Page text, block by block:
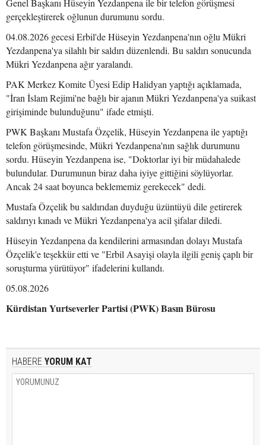
Genel Başkanı Hüseyin Yezdanpena ile bir telefon görüşmesi
gerçekleştirerek oğlunun durumunu sordu.
04.08.2026 gecesi Erbil'de Hüseyin Yezdanpena'nın oğlu Mükri
Yezdanpena'ya silahlı bir saldırı düzenlendi. Bu saldırı sonucunda
Mükri Yezdanpena ağır yaralandı.
PAK Merkez Komite Üyesi Edip Halidyan yaptığı açıklamada,
"İran İslam Rejimi'ne bağlı bir ajanın Mükri Yezdanpena'ya suikast
girişiminde bulunduğunu" ifade etmişti.
PWK Başkanı Mustafa Özçelik, Hüseyin Yezdanpena ile yaptığı
telefon görüşmesinde, Mükri Yezdanpena'nın sağlık durumunu
sordu. Hüseyin Yezdanpena ise, "Doktorlar iyi bir müdahalede
bulundular. Durumunun biraz daha iyiye gittiğini söylüyorlar.
Ancak 24 saat boyunca beklememiz gerekecek" dedi.
Mustafa Özçelik bu saldırıdan duyduğu üzüntüyü dile getirerek
saldırıyı kınadı ve Mükri Yezdanpena'ya acil şifalar diledi.
Hüseyin Yezdanpena da kendilerini armasından dolayı Mustafa
Özçelik'e teşekkür etti ve "Erbil Asayişi olayla ilgili geniş çaplı bir
soruşturma yürütüyor" ifadelerini kullandı.
05.08.2026
Kürdistan Yurtseverler Partisi (PWK) Basın Bürosu
HABERE YORUM KAT